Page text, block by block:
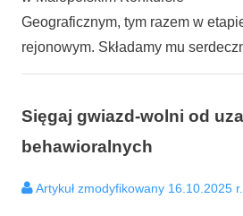
Geograficznym, tym razem w
rejonowym. Składamy mu
Sięgaj gwiazd-wolni od
behawioralnych
Artykuł zmodyfikowany 16.10.2025